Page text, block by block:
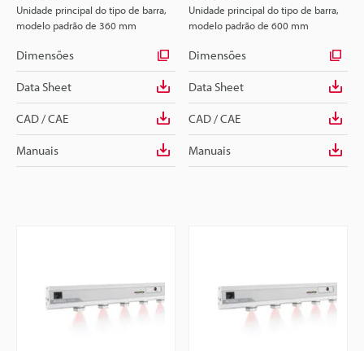
Unidade principal do tipo de barra,
modelo padrão de 360 mm
Dimensões
Data Sheet
CAD / CAE
Manuais
Unidade principal do tipo de barra,
modelo padrão de 600 mm
Dimensões
Data Sheet
CAD / CAE
Manuais